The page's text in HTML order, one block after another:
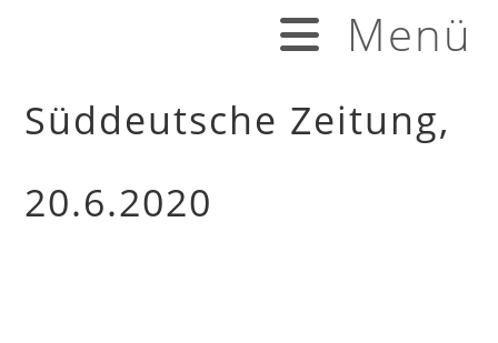
Menü
Süddeutsche Zeitung,
20.6.2020